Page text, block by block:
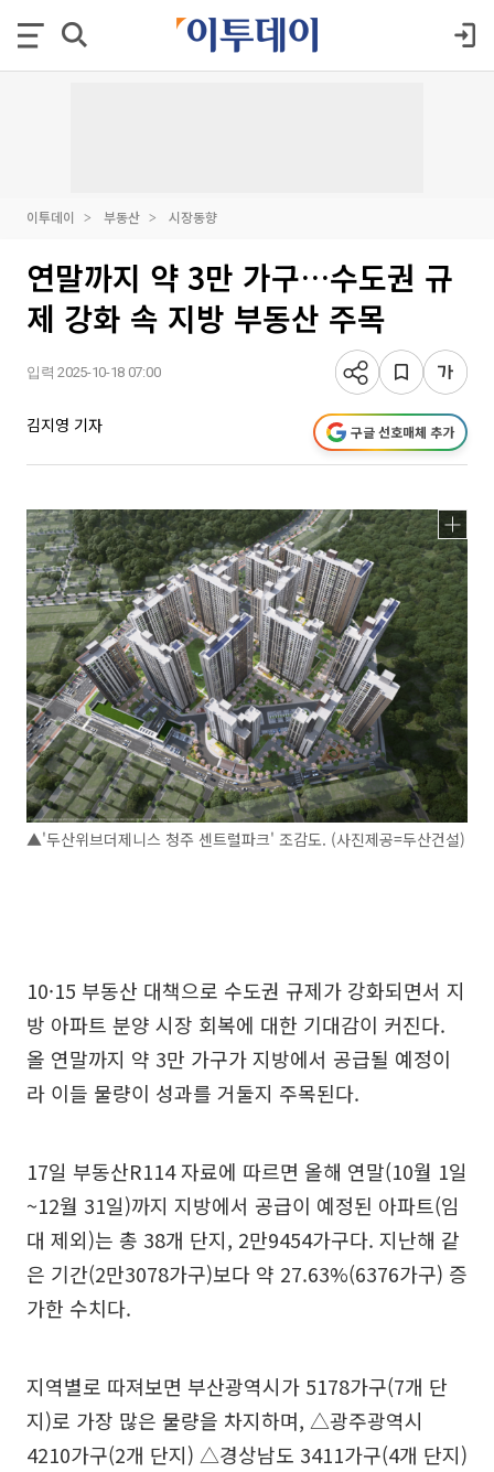
이투데이 부동산 시장동향
연말까지 약 3만 가구…수도권 규
제 강화 속 지방 부동산 주목
입력 2025-10-18 07:00
김지영 기자 구글 선호매체 추가
▲'두산위브더제니스 청주 센트럴파크' 조감도. (사진제공=두산건설)
10·15 부동산 대책으로 수도권 규제가 강화되면서 지
방 아파트 분양 시장 회복에 대한 기대감이 커진다.
올 연말까지 약 3만 가구가 지방에서 공급될 예정이
라 이들 물량이 성과를 거둘지 주목된다.
17일 부동산R114 자료에 따르면 올해 연말(10월 1일
~12월 31일)까지 지방에서 공급이 예정된 아파트(임
대 제외)는 총 38개 단지, 2만9454가구다. 지난해 같
은 기간(2만3078가구)보다 약 27.63%(6376가구) 증
가한 수치다.
지역별로 따져보면 부산광역시가 5178가구(7개 단
지)로 가장 많은 물량을 차지하며, △광주광역시
4210가구(2개 단지) △경상남도 3411가구(4개 단지)